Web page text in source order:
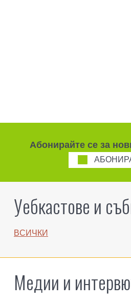
Абонирайте се за
Уебкастове и
BСИЧКИ
Медии и